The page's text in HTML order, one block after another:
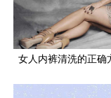
女人内裤清洗的正确